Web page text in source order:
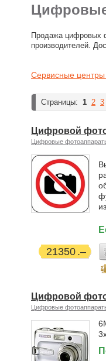
Продажа цифровых
производителей.
Сервисные
Страницы: 1 2 3
Цифровой
Цифровые
21350
Цифровой
Цифровые